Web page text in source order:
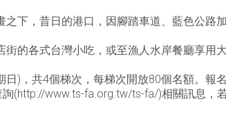
下，昔日的港口，因腳踏車道、藍色公路
的各式台灣小吃，或至漁人水岸餐廳享用
)，共4個梯次，每梯次開放80個名額。報
(http://www.ts-fa.org.tw/ts-fa/)相關訊息，